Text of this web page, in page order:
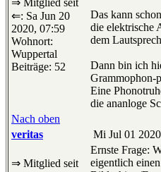
⇒ Mitglied seit
⇐: Sa Jun 20
2020, 07:59
Wohnort:
Wuppertal
Beiträge: 52
Das kann
die elektrische
dem
Dann bin ich
Grammophon-
Eine
die ananloge
Nach oben
veritas
Mi Jul 01
⇒ Mitglied seit
Ernste Frage:
eigentlich